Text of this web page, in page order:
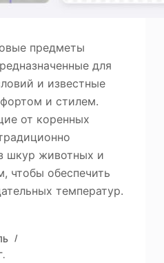
предметы
для
и известные
и стилем.
от коренных
шкур животных и
чтобы обеспечить
температур.